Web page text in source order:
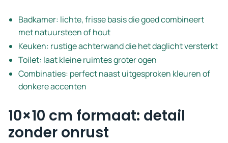
Badkamer: lichte, frisse basis die goed combineert
met natuursteen of hout
Keuken: rustige achterwand die het daglicht versterkt
Toilet: laat kleine ruimtes groter ogen
Combinaties: perfect naast uitgesproken kleuren of
donkere accenten
10×10 cm formaat: detail
zonder onrust